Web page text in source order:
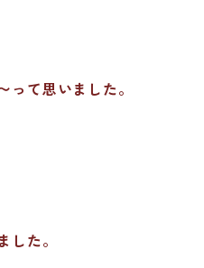
って思いました。
た。